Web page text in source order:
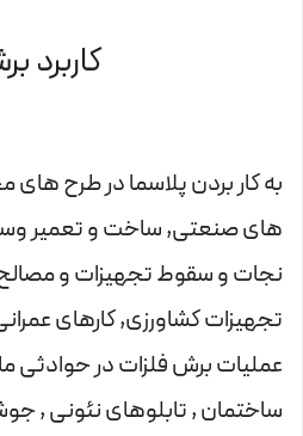
کاربرد برش
به کار بردن پلاسما در طرح های
های صنعتی, ساخت و تعمیر
نجات و سقوط تجهیزات و
تجهیزات کشاورزی, کارهای
عملیات برش فلزات در حوادثی
ساختمان , تابلوهای نئونی ,